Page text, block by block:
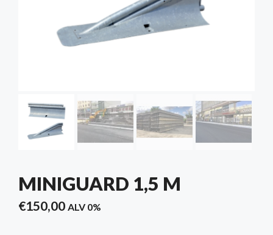
MINIGUARD 1,5 M
€150,00 ALV 0%